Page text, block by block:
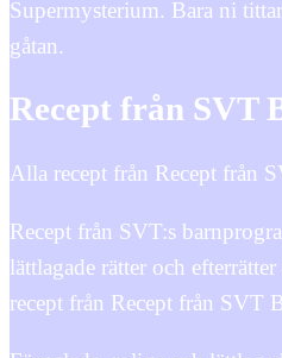
Supermysterium. Bara ni
gåtan.
Recept från SVT
Alla recept från Recept från
Recept från SVT:s
lättlagade rätter och
recept från Recept från SVT